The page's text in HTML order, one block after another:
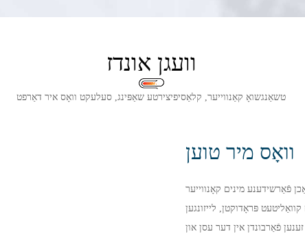
וועגן אונדז
טשאַנגשואָ קאַנווייער, קלאַסיפיצירטע שאַפּינג, סעלעקט וואָס איר דאַרפט
וואָס מיר טוען
פֿאַרשידענע מינים קאָנווייער
פּראָדוקטן, לייזונגען
פֿאַרבונדן אין דער עסן און